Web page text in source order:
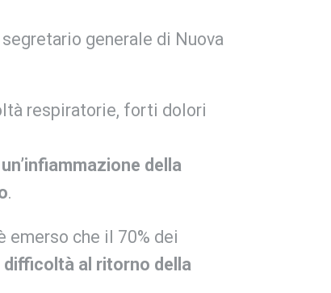
generale di Nuova
respiratorie, forti dolori
della
.
emerso che il 70% dei
al ritorno della